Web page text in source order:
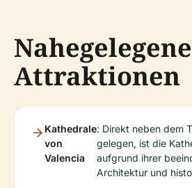
Nahegelegene
Attraktionen
Kathedrale
von
Valencia
: Direkt neben dem
gelegen, ist die
aufgrund ihrer
Architektur und